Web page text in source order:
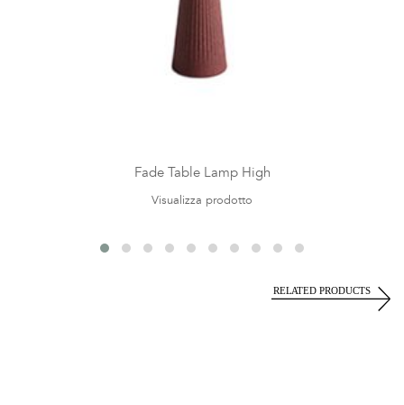
Fade Table Lamp High
Visualizza prodotto